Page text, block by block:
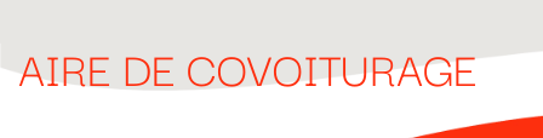
AIRE DE COVOITURAGE